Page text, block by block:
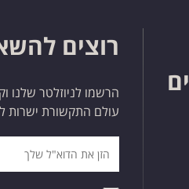
רוצים
הרשמו לניוזלטר שלנו
עולם התקשורת ישרות